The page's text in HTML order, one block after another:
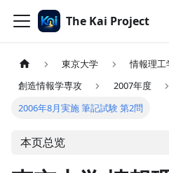
The Kai Project
東京大学
情報理工
創造情報学専攻
2007年度
2006年8月実施 筆記試験 第2問
本页总览